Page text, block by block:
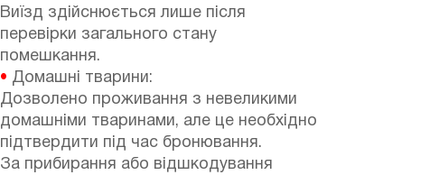
Виїзд здійснюється лише після
перевірки загального стану
помешкання.
• Домашні тварини:
Дозволено проживання з невеликими
домашніми тваринами, але це необхідно
підтвердити під час бронювання.
За прибирання або відшкодування